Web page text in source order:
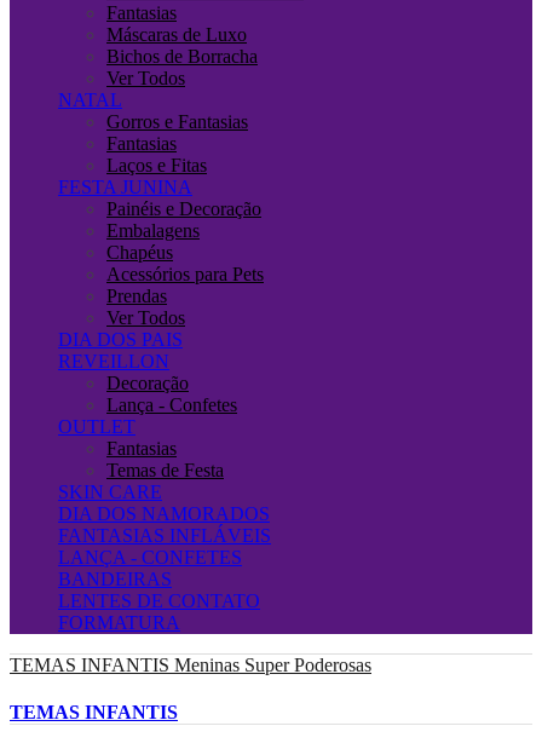
Fantasias
Máscaras de Luxo
Bichos de Borracha
Ver Todos
NATAL
Gorros e Fantasias
Fantasias
Laços e Fitas
FESTA JUNINA
Painéis e Decoração
Embalagens
Chapéus
Acessórios para Pets
Prendas
Ver Todos
DIA DOS PAIS
REVEILLON
Decoração
Lança - Confetes
OUTLET
Fantasias
Temas de Festa
SKIN CARE
DIA DOS NAMORADOS
FANTASIAS INFLÁVEIS
LANÇA - CONFETES
BANDEIRAS
LENTES DE CONTATO
FORMATURA
TEMAS INFANTIS Meninas Super Poderosas
TEMAS INFANTIS